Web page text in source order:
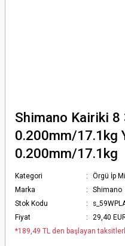
Shimano Kairiki 8
0.200mm/17.1kg
0.200mm/17.1kg
Kategori
Örgü İp
Marka
Shimano
Stok Kodu
Fiyat
29,40
*189,49 TL den başlayan